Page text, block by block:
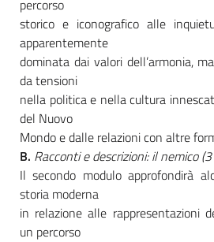
percorso
storico e iconografico alle
apparentemente
dominata dai valori dell’armonia,
da tensioni
nella politica e nella cultura
del Nuovo
Mondo e dalle relazioni con altre
B. Racconti e descrizioni: il nemico (3
Il secondo modulo approfondirà
storia moderna
in relazione alle rappresentazioni
un percorso